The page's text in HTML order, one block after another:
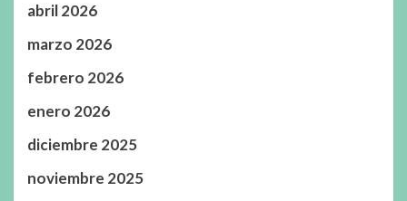
abril 2026
marzo 2026
febrero 2026
enero 2026
diciembre 2025
noviembre 2025